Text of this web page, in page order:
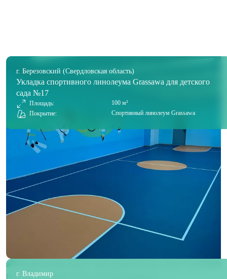
г. Березовский (Свердловская область)
Укладка спортивного линолеума Grassawa для детского
сада №17
Площадь:
100 м²
Покрытие:
Спортивный линолеум Grassawa
г. Владимир